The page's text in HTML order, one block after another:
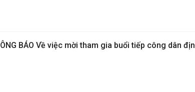
BÁO Về việc mời tham gia buổi tiếp công dân